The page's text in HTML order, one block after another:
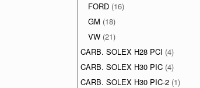
FORD (16)
GM (18)
VW (21)
CARB. SOLEX H28 PCI (4)
CARB. SOLEX H30 PIC (4)
CARB. SOLEX H30 PIC-2 (1)